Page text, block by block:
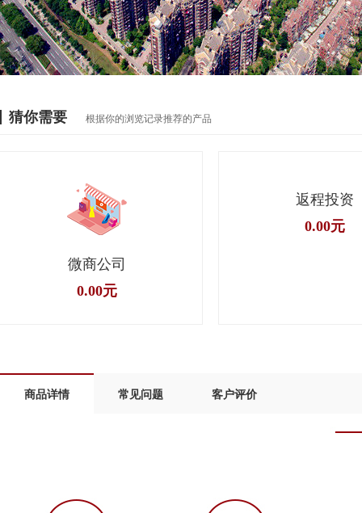
猜你需要 根据你的浏览记录推荐的产品
微商公司
0.00元
返程投资
0.00元
商品详情 常见问题 客户评价